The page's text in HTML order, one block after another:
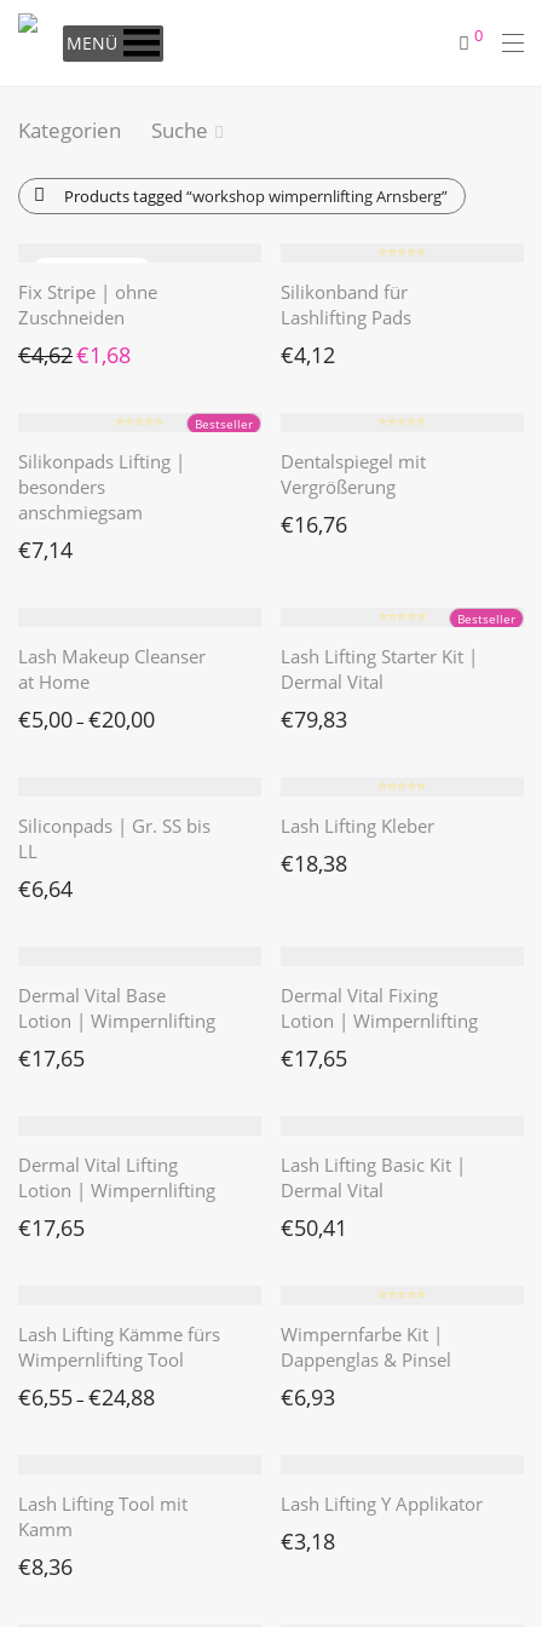
MENÜ 0
Kategorien Suche
Products tagged “workshop wimpernlifting Arnsberg”
Fix Stripe | ohne
Zuschneiden
€4,62 Ursprünglicher Preis war: €4,62
€1,68 Aktueller Preis ist: €1,68.
⭐️⭐️⭐️⭐️⭐️
Silikonband für
Lashlifting Pads
€4,12
Bestseller
⭐️⭐️⭐️⭐️⭐️
Silikonpads Lifting |
besonders
anschmiegsam
€7,14
⭐️⭐️⭐️⭐️⭐️
Dentalspiegel mit
Vergrößerung
€16,76
Lash Makeup Cleanser
at Home
€5,00– €20,00
Bestseller
⭐️⭐️⭐️⭐️⭐️
Lash Lifting Starter Kit |
Dermal Vital
€79,83
Siliconpads | Gr. SS bis
LL
€6,64
⭐️⭐️⭐️⭐️⭐️
Lash Lifting Kleber
€18,38
Dermal Vital Base
Lotion | Wimpernlifting
€17,65
Dermal Vital Fixing
Lotion | Wimpernlifting
€17,65
Dermal Vital Lifting
Lotion | Wimpernlifting
€17,65
Lash Lifting Basic Kit |
Dermal Vital
€50,41
Lash Lifting Kämme fürs
Wimpernlifting Tool
€6,55– €24,88
⭐️⭐️⭐️⭐️⭐️
Wimpernfarbe Kit |
Dappenglas & Pinsel
€6,93
Lash Lifting Tool mit
Kamm
€8,36
Lash Lifting Y Applikator
€3,18